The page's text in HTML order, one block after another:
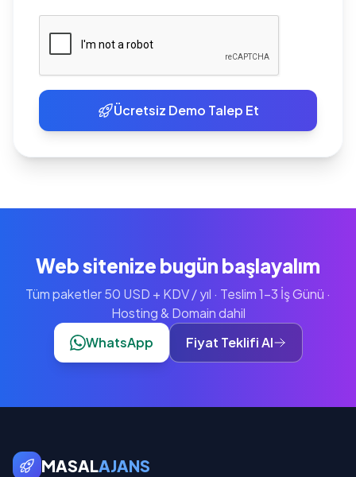
Ücretsiz Demo Talep Et
Web sitenize bugün başlayalım
Tüm paketler 50 USD + KDV / yıl · Teslim 1-3 İş Günü ·
Hosting & Domain dahil
WhatsApp
Fiyat Teklifi Al
MASALAJANS